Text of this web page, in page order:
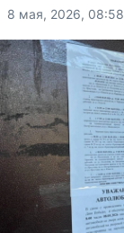
8 мая, 2026, 08:58